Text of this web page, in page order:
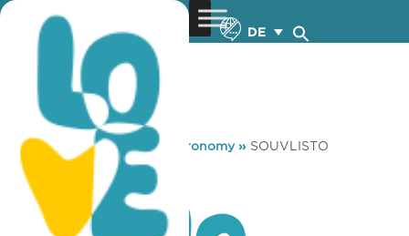
DE
You are here: Home »Gastronomy» SOUVLISTO
SOUVLISTO